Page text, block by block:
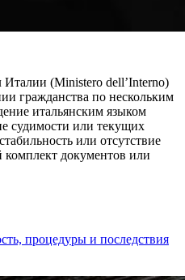
(Ministero dell’Interno)
гражданства по нескольким
итальянским языком
судимости или текущих
или отсутствие
документов или
процедуры и последствия